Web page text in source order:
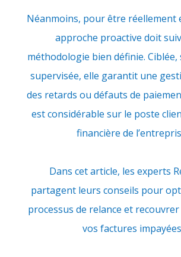
Néanmoins, pour être réellement
approche proactive doit
méthodologie bien définie.
supervisée, elle garantit une
des retards ou défauts de
est considérable sur le poste
financière de
Dans cet article, les experts
partagent leurs conseils pour
processus de relance et
vos factures